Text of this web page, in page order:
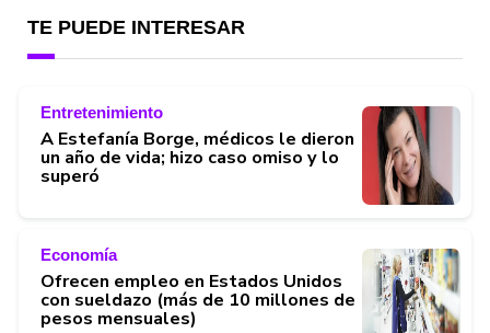
TE PUEDE INTERESAR
Entretenimiento
A Estefanía Borge, médicos le dieron
un año de vida; hizo caso omiso y lo
superó
Economía
Ofrecen empleo en Estados Unidos
con sueldazo (más de 10 millones de
pesos mensuales)